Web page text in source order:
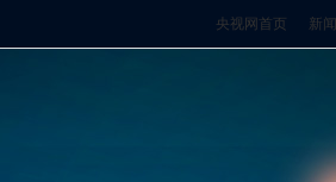
央视网首页 新闻